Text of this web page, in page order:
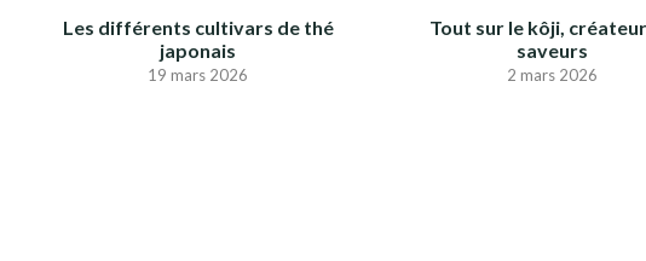
Les différents cultivars de thé
japonais
19 mars 2026
Tout sur le kôji,
saveurs
2 mars 2026